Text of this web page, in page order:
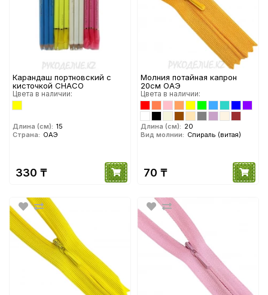
Карандаш портновский с
кисточкой CHACO
Цвета в наличии:
Длина (см): 15
Страна: ОАЭ
330 ₸
Молния потайная капрон
20см ОАЭ
Цвета в наличии:
Длина (см): 20
Вид молнии: Спираль (витая)
70 ₸